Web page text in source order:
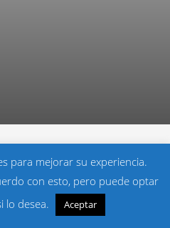
para mejorar su experiencia.
con esto, pero puede optar
lo desea.
Aceptar